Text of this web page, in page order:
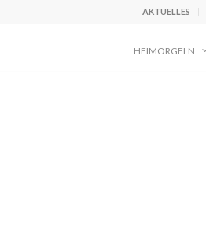
AKTUELLES
HEIMORGELN